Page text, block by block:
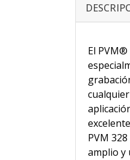
El
PVM
amplio y